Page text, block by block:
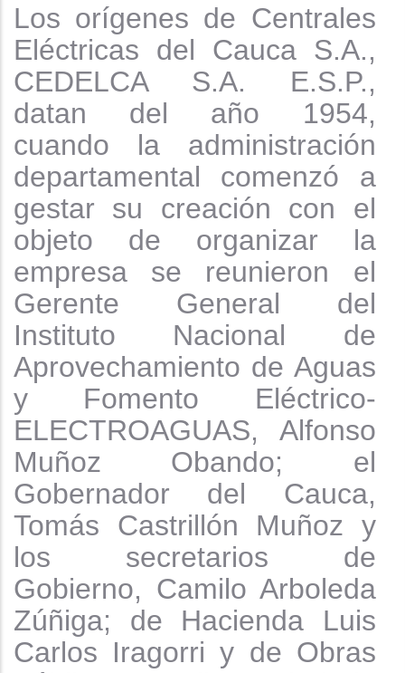
Los orígenes de Centrales
Eléctricas del Cauca S.A.,
CEDELCA S.A. E.S.P.,
datan del año 1954,
cuando la administración
departamental comenzó a
gestar su creación con el
objeto de organizar la
empresa se reunieron el
Gerente General del
Instituto Nacional de
Aprovechamiento de Aguas
y Fomento Eléctrico-
ELECTROAGUAS, Alfonso
Muñoz Obando; el
Gobernador del Cauca,
Tomás Castrillón Muñoz y
los secretarios de
Gobierno, Camilo Arboleda
Zúñiga; de Hacienda Luis
Carlos Iragorri y de Obras